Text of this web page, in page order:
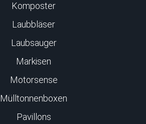
Komposter
Laubbläser
Laubsauger
Markisen
Motorsense
Mülltonnenboxen
Pavillons